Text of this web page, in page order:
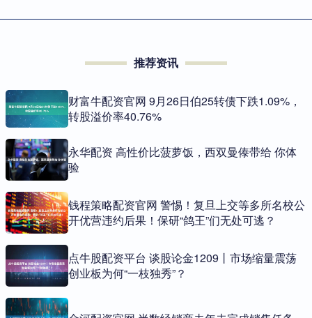
推荐资讯
财富牛配资官网 9月26日伯25转债下跌1.09%，
转股溢价率40.76%
永华配资 高性价比菠萝饭，西双曼傣带给 你体
验
钱程策略配资官网 警惕！复旦上交等多所名校公
开优营违约后果！保研“鸽王”们无处可逃？
点牛股配资平台 谈股论金1209丨市场缩量震荡
创业板为何“一枝独秀”？